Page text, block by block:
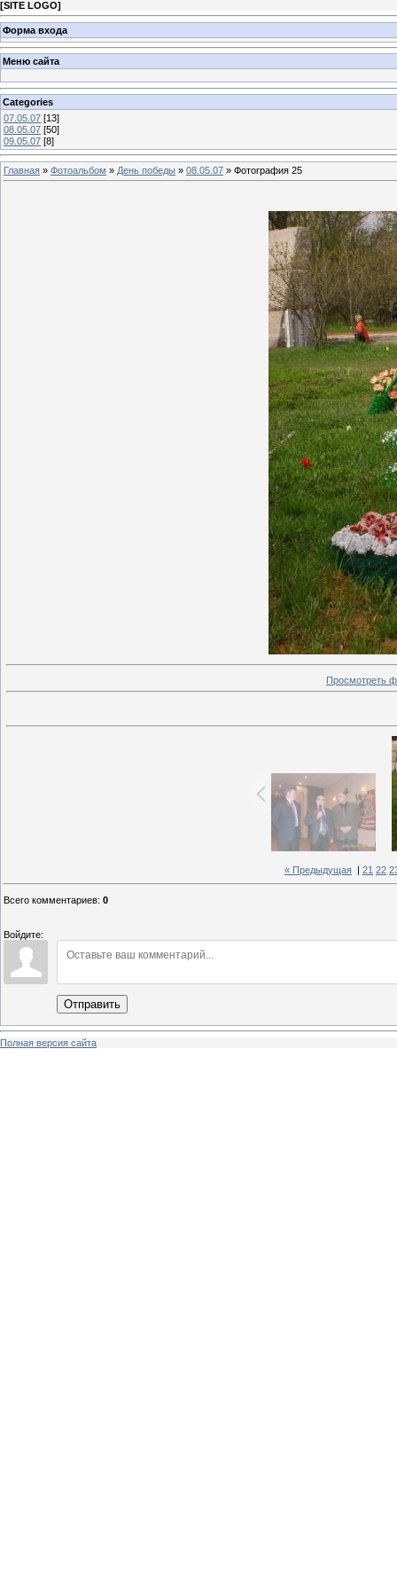
[SITE LOGO]
Форма входа
Меню сайта
Categories
07.05.07 [13]
08.05.07 [50]
09.05.07 [8]
Главная » Фотоальбом » День победы » 08.05.07 » Фотография 25
Просмотреть
« Предыдущая 21 22
Всего комментариев: 0
Войдите:
Отправить
Полная версия сайта